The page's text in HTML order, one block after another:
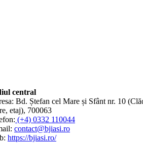
central
Bd. Ștefan cel Mare și Sfânt nr. 10
etaj), 700063
(+4) 0332 110044
contact@bjiasi.ro
https://bjiasi.ro/